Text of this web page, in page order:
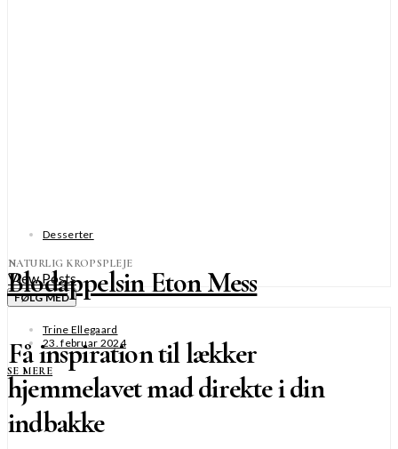
NATURLIG KROPSPLEJE
View Posts
FØLG MED
Få inspiration til lækker
hjemmelavet mad direkte i din
indbakke
Desserter
Blodappelsin Eton Mess
Trine Ellegaard
23. februar 2024
SE MERE